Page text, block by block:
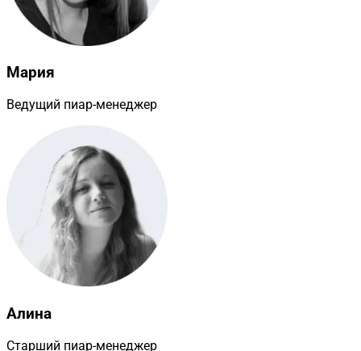
Мария
Ведущий пиар-менеджер
Алина
Старший пиар-менеджер